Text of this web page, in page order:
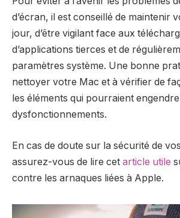
d’écran, il est conseillé de maintenir
jour, d’être vigilant face aux
d’applications tierces et de
paramètres système. Une bonne
nettoyer votre Mac et à vérifier de
les éléments qui pourraient
dysfonctionnements.
En cas de doute sur la sécurité de
assurez-vous de lire cet article utile
contre les arnaques liées à Apple.